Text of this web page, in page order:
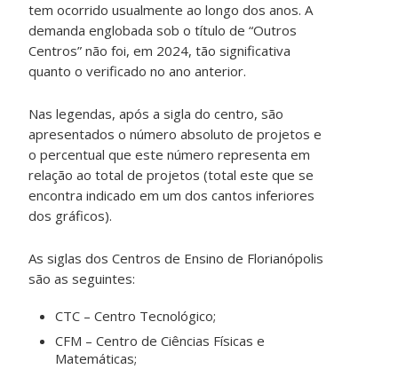
tem ocorrido usualmente ao longo dos anos. A
demanda englobada sob o título de “Outros
Centros” não foi, em 2024, tão significativa
quanto o verificado no ano anterior.
Nas legendas, após a sigla do centro, são
apresentados o número absoluto de projetos e
o percentual que este número representa em
relação ao total de projetos (total este que se
encontra indicado em um dos cantos inferiores
dos gráficos).
As siglas dos Centros de Ensino de Florianópolis
são as seguintes:
CTC – Centro Tecnológico;
CFM – Centro de Ciências Físicas e
Matemáticas;